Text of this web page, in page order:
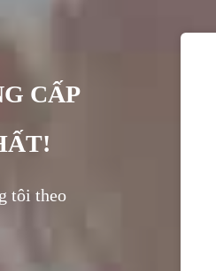
CẤP
tôi theo